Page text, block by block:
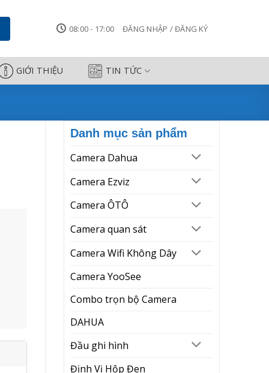
08:00 - 17:00 ĐĂNG NHẬP / ĐĂNG KÝ
GIỚI THIỆU TIN TỨC
Danh mục sản phẩm
Camera Dahua
Camera Ezviz
Camera ÔTÔ
Camera quan sát
Camera Wifi Không Dây
Camera YooSee
Combo trọn bộ Camera
DAHUA
Đầu ghi hình
Định Vị Hộp Đen